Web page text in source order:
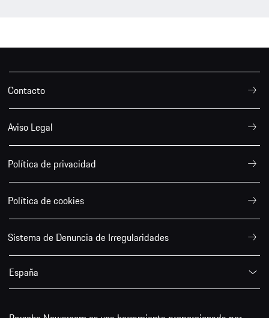
Contacto
Aviso Legal
Política de privacidad
Política de cookies
Sistema de Denuncia de Irregularidades
España